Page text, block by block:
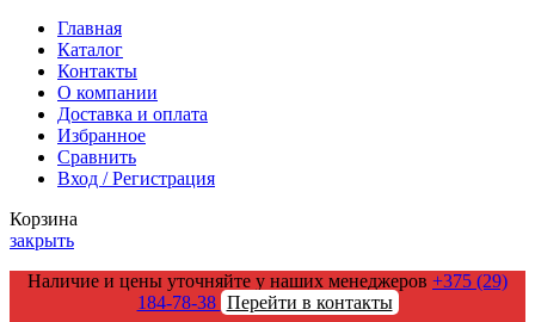
Главная
Каталог
Контакты
О компании
Доставка и оплата
Избранное
Сравнить
Вход / Регистрация
Корзина
закрыть
Наличие и цены уточняйте у наших менеджеров +375 (29)
184-78-38 Перейти в контакты